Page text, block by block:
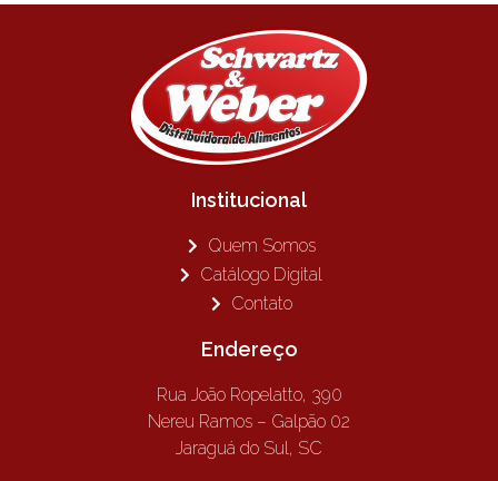
Institucional
Quem Somos
Catálogo Digital
Contato
Endereço
Rua João Ropelatto, 390
Nereu Ramos – Galpão 02
Jaraguá do Sul, SC